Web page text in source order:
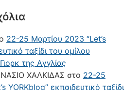
22-25 Μαρτίου 2023 “Let’s
ταξίδι του ομίλου
της Αγγλίας
ΧΑΛΚΙΔΑΣ στο 22-25
YORKblog” εκπαιδευτικό ταξίδι